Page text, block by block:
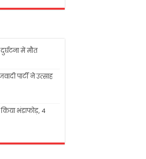
में मौत
पार्टी ने उत्साह
भंडाफोड़, 4